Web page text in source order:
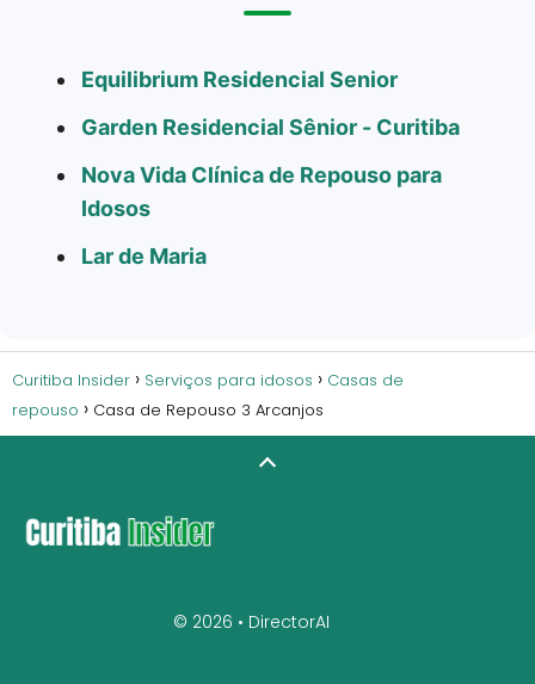
Equilibrium Residencial Senior
Garden Residencial Sênior - Curitiba
Nova Vida Clínica de Repouso para
Idosos
Lar de Maria
Curitiba Insider Serviços para idosos
Casas de
repouso
Casa de Repouso 3 Arcanjos
© 2026 • DirectorAI